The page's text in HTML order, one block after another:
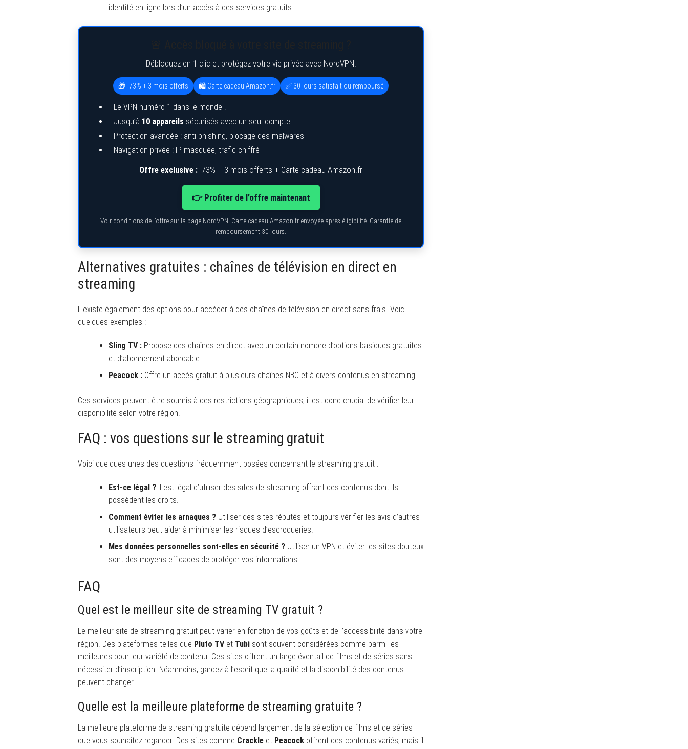
identité en ligne lors d’un accès à ces services gratuits.
Débloquez en 1 clic et protégez votre vie privée avec NordVPN.
🎁 -73% + 3 mois offerts 🛍️ Carte cadeau Amazon.fr ✅ 30 jours satisfait ou remboursé
Le VPN numéro 1 dans le monde !
Jusqu’à 10 appareils sécurisés avec un seul compte
Protection avancée : anti-phishing, blocage des malwares
Navigation privée : IP masquée, trafic chiffré
Offre exclusive : -73% + 3 mois offerts + Carte cadeau Amazon.fr
👉 Profiter de l’offre maintenant
Voir conditions de l’offre sur la page NordVPN. Carte cadeau Amazon.fr envoyée après éligibilité. Garantie de
remboursement 30 jours.
Alternatives gratuites : chaînes de télévision en direct en
streaming
Il existe également des options pour accéder à des chaînes de télévision en direct sans frais. Voici
quelques exemples :
Sling TV : Propose des chaînes en direct avec un certain nombre d’options basiques gratuites
et d’abonnement abordable.
Peacock : Offre un accès gratuit à plusieurs chaînes NBC et à divers contenus en streaming.
Ces services peuvent être soumis à des restrictions géographiques, il est donc crucial de vérifier leur
disponibilité selon votre région.
FAQ : vos questions sur le streaming gratuit
Voici quelques-unes des questions fréquemment posées concernant le streaming gratuit :
Est-ce légal ? Il est légal d’utiliser des sites de streaming offrant des contenus dont ils
possèdent les droits.
Comment éviter les arnaques ? Utiliser des sites réputés et toujours vérifier les avis d’autres
utilisateurs peut aider à minimiser les risques d’escroqueries.
Mes données personnelles sont-elles en sécurité ? Utiliser un VPN et éviter les sites douteux
sont des moyens efficaces de protéger vos informations.
FAQ
Quel est le meilleur site de streaming TV gratuit ?
Le meilleur site de streaming gratuit peut varier en fonction de vos goûts et de l’accessibilité dans votre
région. Des plateformes telles que Pluto TV et Tubi sont souvent considérées comme parmi les
meilleures pour leur variété de contenu. Ces sites offrent un large éventail de films et de séries sans
nécessiter d’inscription. Néanmoins, gardez à l’esprit que la qualité et la disponibilité des contenus
peuvent changer.
Quelle est la meilleure plateforme de streaming gratuite ?
La meilleure plateforme de streaming gratuite dépend largement de la sélection de films et de séries
que vous souhaitez regarder. Des sites comme Crackle et Peacock offrent des contenus variés, mais il